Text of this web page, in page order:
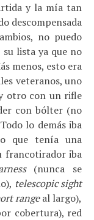
y la mía tan
descompensada
no puedo
lista ya que no
menos, esto era
veteranos, uno
otro con un rifle
con bólter (no
lo demás iba
que tenía una
francotirador iba
(nunca se
telescopic sight
rangeal largo),
cobertura), red